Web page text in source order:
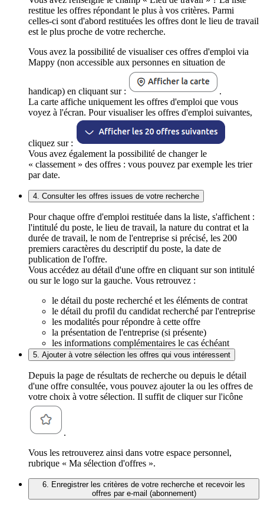
restitue les offres répondant le plus à vos critères. Parmi
celles-ci sont d'abord restituées les offres dont le lieu de travail
est le plus proche de votre recherche.
Vous avez la possibilité de visualiser ces offres d'emploi via
Mappy (non accessible aux personnes en situation de
handicap) en cliquant sur :
.
La carte affiche uniquement les offres d'emploi que vous
voyez à l'écran. Pour visualiser les offres d'emploi suivantes,
cliquez sur :
Vous avez également la possibilité de changer le
« classement » des offres : vous pouvez par exemple les trier
par date.
4. Consulter les offres issues de votre recherche
Pour chaque offre d'emploi restituée dans la liste, s'affichent :
l'intitulé du poste, le lieu de travail, la nature du contrat et la
durée de travail, le nom de l'entreprise si précisé, les 200
premiers caractères du descriptif du poste, la date de
publication de l'offre.
Vous accédez au détail d'une offre en cliquant sur son intitulé
ou sur le logo sur la gauche. Vous retrouvez :
le détail du poste recherché et les éléments de contrat
le détail du profil du candidat recherché par l'entreprise
les modalités pour répondre à cette offre
la présentation de l'entreprise (si présente)
les informations complémentaires le cas échéant
5. Ajouter à votre sélection les offres qui vous intéressent
Depuis la page de résultats de recherche ou depuis le détail
d'une offre consultée, vous pouvez ajouter la ou les offres de
votre choix à votre sélection. Il suffit de cliquer sur l'icône
.
Vous les retrouverez ainsi dans votre espace personnel,
rubrique « Ma sélection d'offres ».
6. Enregistrer les critères de votre recherche et recevoir les
offres par e-mail (abonnement)